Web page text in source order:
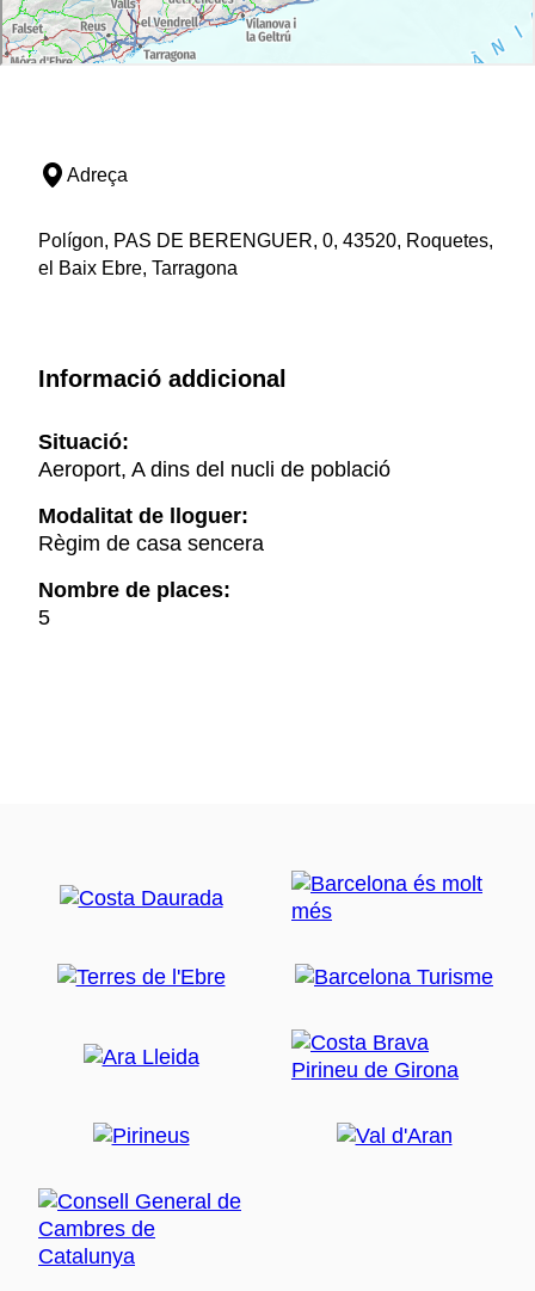
Adreça
Polígon, PAS DE BERENGUER, 0, 43520, Roquetes,
el Baix Ebre, Tarragona
Informació addicional
Situació:
Aeroport, A dins del nucli de població
Modalitat de lloguer:
Règim de casa sencera
Nombre de places:
5